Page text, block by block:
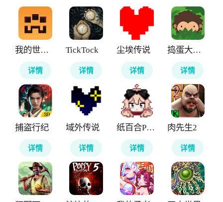
我的世界地下城
详情
TickTock
详情
尘埃传说
详情
捣蛋大脚怪
详情
捕盗行纪
详情
域外传说
详情
纸百合PaperLily
详情
肉先生2
详情